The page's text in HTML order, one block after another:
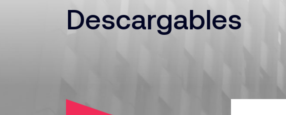
Descargables